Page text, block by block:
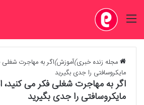
منو
مجله زنده خبری)آموزش)اگر به مهاجرت شغلی
مایکروسافتی را جدی بگیرید
اگر به مهاجرت شغلی فکر می کنید،
مایکروسافتی را جدی بگیرید